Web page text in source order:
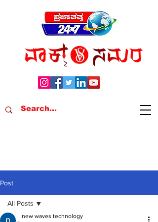
Post
All Posts
new waves technology